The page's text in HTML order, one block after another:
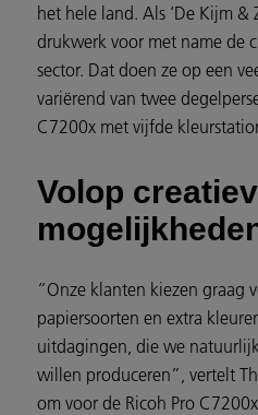
het hele land. Als ‘De Kijm &
drukwerk voor met name de
sector. Dat doen ze op een
variërend van twee
C7200x met vijfde
Volop
“Onze klanten kiezen graag
papiersoorten en extra
uitdagingen, die we
willen produceren”, vertelt
om voor de Ricoh Pro